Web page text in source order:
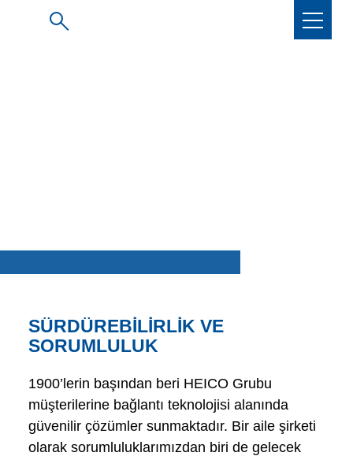
SÜRDÜREBILIRLIK VE
SORUMLULUK
1900’lerin başından beri HEICO Grubu
müşterilerine bağlantı teknolojisi alanında
güvenilir çözümler sunmaktadır. Bir aile şirketi
olarak sorumluluklarımızdan biri de gelecek